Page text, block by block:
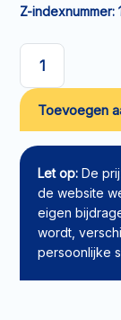
Z-indexnummer:
Wattenbollenset
HEKA
5x0,9g
aantal
Toevoegen
Let op: De
de website
eigen
wordt,
persoonlijke